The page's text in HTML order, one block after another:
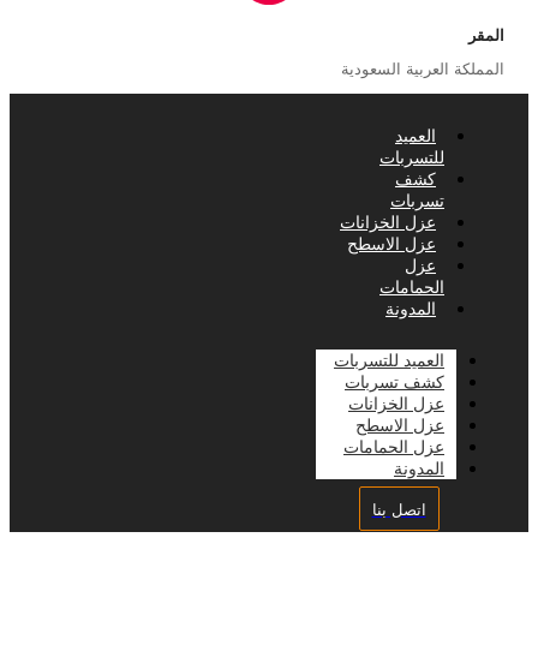
المقر
المملكة العربية السعودية
العميد
للتسربات
كشف
تسربات
عزل الخزانات
عزل الاسطح
عزل
الحمامات
المدونة
العميد للتسربات
كشف تسربات
عزل الخزانات
عزل الاسطح
عزل الحمامات
المدونة
اتصل بنا